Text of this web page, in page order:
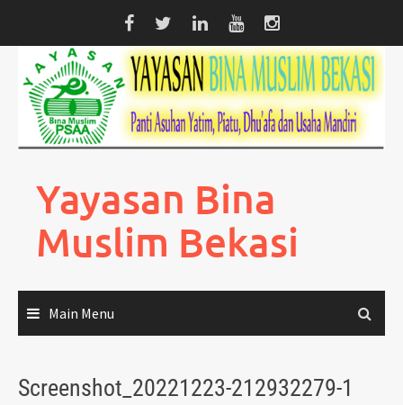
content
Yayasan Bina
Muslim Bekasi
Main Menu
Screenshot_20221223-212932279-1